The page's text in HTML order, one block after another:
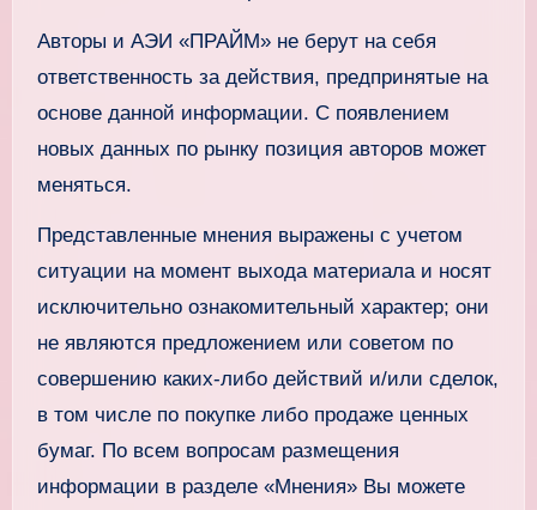
Авторы и АЭИ «ПРАЙМ» не берут на себя
ответственность за действия, предпринятые на
основе данной информации. С появлением
новых данных по рынку позиция авторов может
меняться.
Представленные мнения выражены с учетом
ситуации на момент выхода материала и носят
исключительно ознакомительный характер; они
не являются предложением или советом по
совершению каких-либо действий и/или сделок,
в том числе по покупке либо продаже ценных
бумаг. По всем вопросам размещения
информации в разделе «Мнения» Вы можете